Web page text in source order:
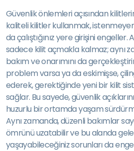
Güvenlik önlemleri açısından
kaliteli kilitler kullanmak, istenmeyen
da çalıştığınız yere girişini
sadece kilit açmakla kalmaz; aynı
bakım ve onarımını da
problem varsa ya da eskimişse,
ederek, gerektiğinde yeni bir kilit
sağlar. Bu sayede, güvenlik
huzurlu bir ortamda yaşam
Aynı zamanda, düzenli bakımlar
ömrünü uzatabilir ve bu alanda
yaşayabileceğiniz sorunları da